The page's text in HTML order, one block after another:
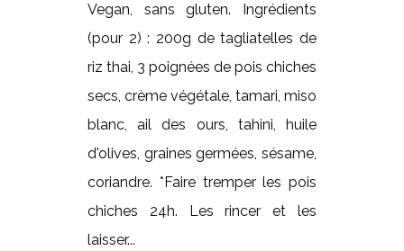
Vegan, sans gluten. Ingrédients
(pour 2) : 200g de tagliatelles de
riz thai, 3 poignées de pois chiches
secs, crème végétale, tamari, miso
blanc, ail des ours, tahini, huile
d'olives, graines germées, sésame,
coriandre. *Faire tremper les pois
chiches 24h. Les rincer et les
laisser...